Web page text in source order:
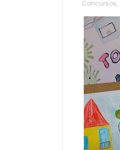
Concursos,